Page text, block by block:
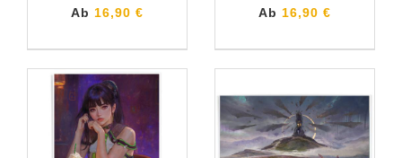
Ab 16,90 €
Ab 16,90 €